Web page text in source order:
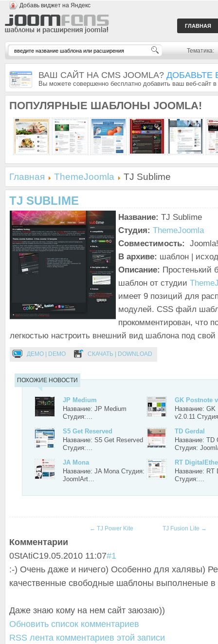
Добавь виджет на Яндекс
ГЛАВНАЯ
Тематика:
ВАШ САЙТ НА CMS JOOMLA? ДОБАВЬТЕ
Вы можете совершенно бесплатно добавить ваш веб-сайт
ПОПУЛЯРНЫЕ ШАБЛОНЫ JOOMLA!
Главная ThemeJoomla TJ Sublime
TJ SUBLIME
Название: TJ Sublime
Студия: ThemeJoomla
Совместимость:
В архиве: шаблон |
Описание: Простенький
шаблон от студии
имеет 9 позиций для
модулей. CSS файл
прокомментирован, что
легкостью настроить внешний вид шаблона под свой
ДЕМО | DEMO СКАЧАТЬ | DOWNLOAD
ПОХОЖИЕ НОВОСТИ
JP Medium
Название: JP Medium
Студия:…
GK Postnote
Название: GK
v2.0.11
S5 Get Reserved
Название: S5 Get Reserved
Студия:…
TD Gerdal
Название: TD
Студия:
JA Mona
Название: JA Mona Студия:
JoomlArt…
RT
Название: RT
Студия:…
← TJ Power Kite TJ Fusion Lite →
Комментарии
0StAtiC19.05.2010 11:07#1
:-) Очень даже и ничего) Особенно для халявы)
качественные свободные шаблоны выполненые в
Даже знаю кому на нем сайт заюзаю))
Обновить список комментариев
RSS лента комментариев этой записи